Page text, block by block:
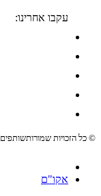
עקבו אחרינו:
© כל הזכויות שמורותשותפים
אקו"ם